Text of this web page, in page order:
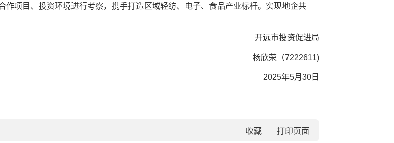
项目、投资环境进行考察，携手打造区域轻纺、电子、食品产业标杆。实现地企共
开远市投资促进局
杨欣荣（7222611)
2025年5月30日
收藏